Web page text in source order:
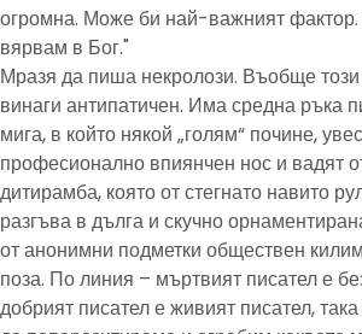
огромна. Може би най-важният фактор.
вярвам в Бог."
Мразя да пиша некролози. Въобще
винаги антипатичен. Има средна ръка
мига, в който някой „голям“ почине,
професионално впиянчен нос и вадят
дитирамба, която от стегнато навито
разгъва в дълга и скучно
от анонимни подметки обществен
поза. По линия – мъртвият писател е
добрият писател е живият писател,